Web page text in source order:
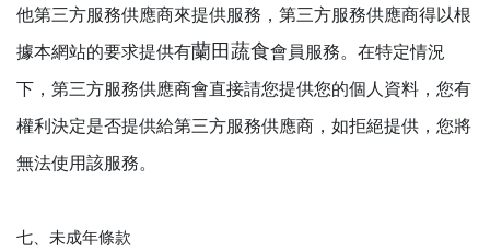
他第三方服務供應商來提供服務，第三方服務供應商得以根
據本網站的要求提供有蘭田蔬食會員服務。在特定情況
下，第三方服務供應商會直接請您提供您的個人資料，您有
權利決定是否提供給第三方服務供應商，如拒絕提供，您將
無法使用該服務。
七、未成年條款